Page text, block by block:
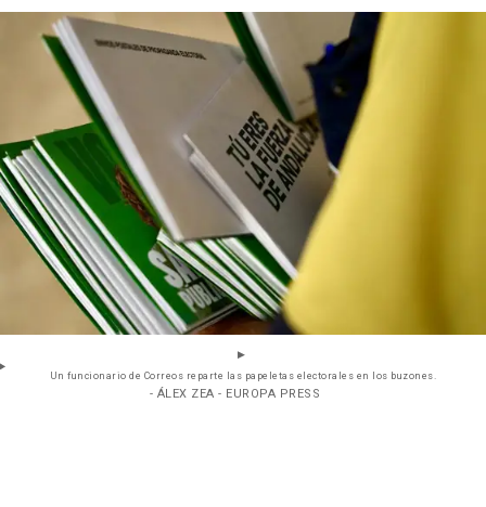
Un funcionario de Correos reparte las papeletas electorales en los buzones.
- ÁLEX ZEA - EUROPA PRESS